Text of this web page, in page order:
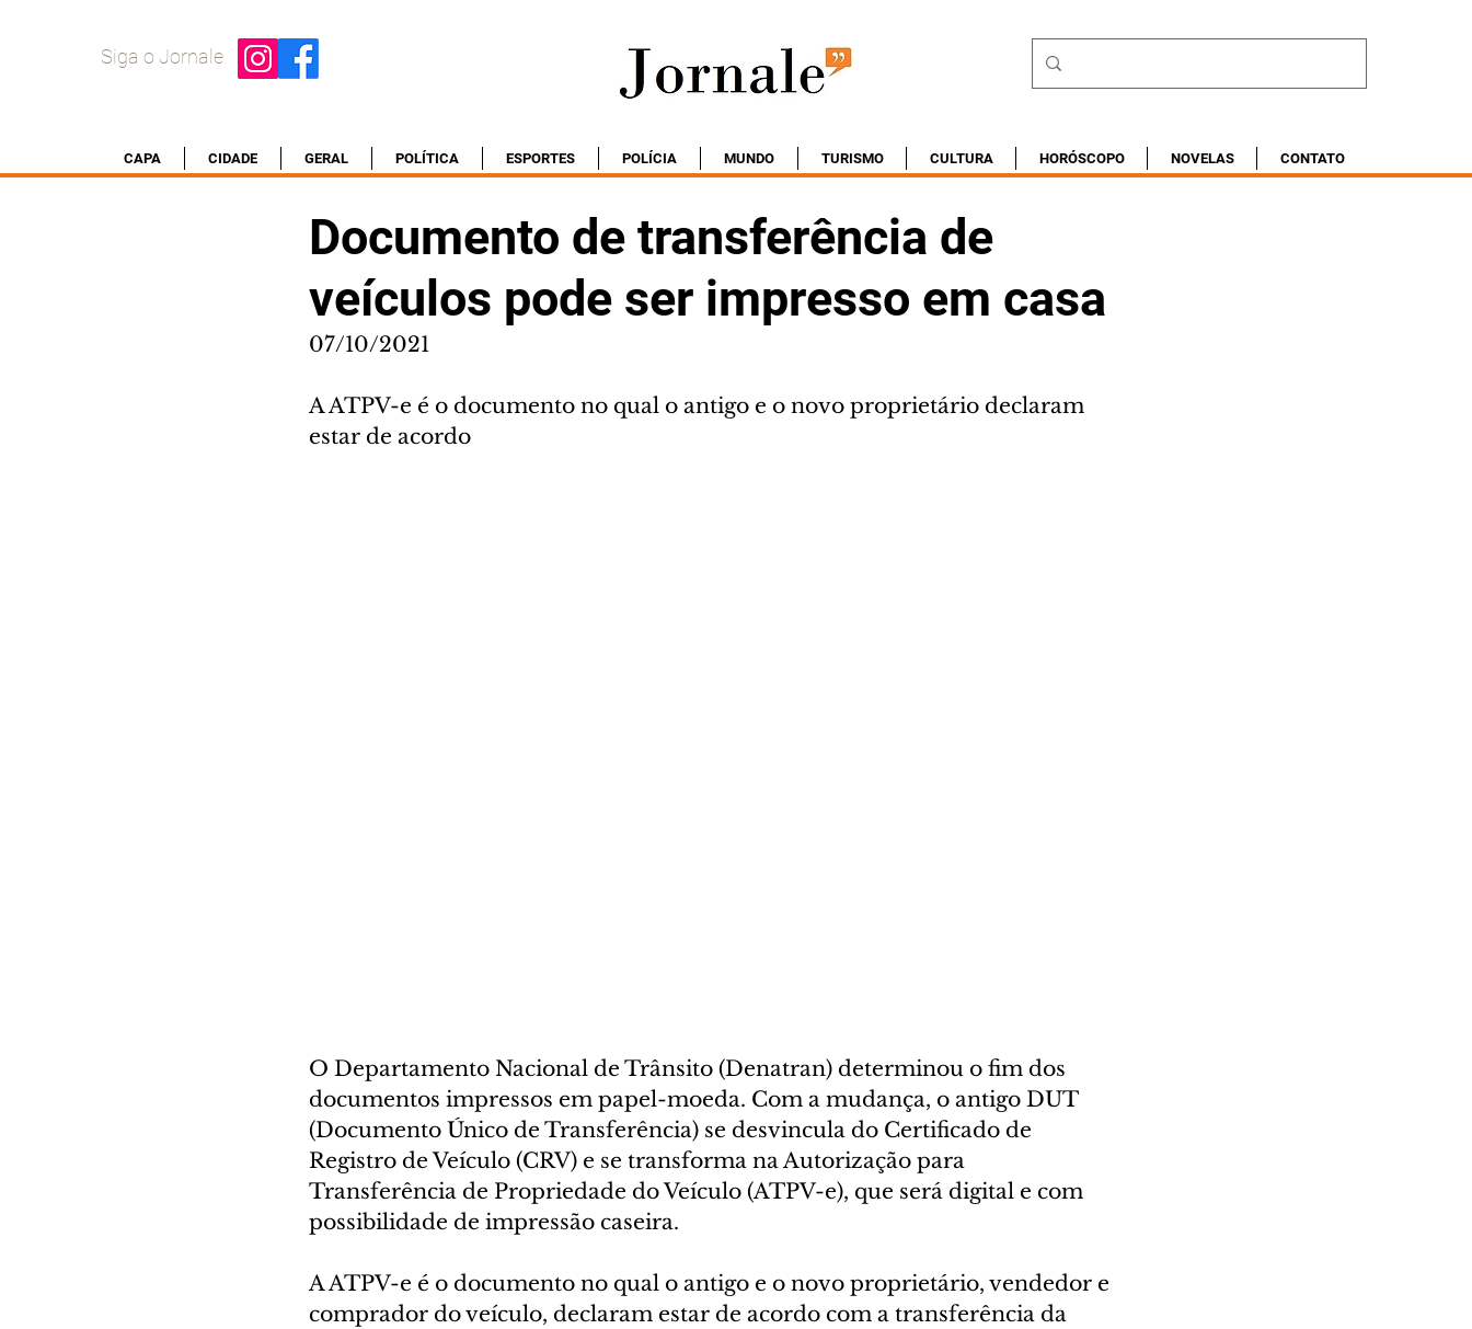
Siga o Jornale
CAPA CIDADE GERAL POLÍTICA ESPORTES POLÍCIA MUNDO TURISMO CULTURA HORÓSCOPO NOVELAS CONTATO
Documento de transferência de
veículos pode ser impresso em casa
07/10/2021
A ATPV-e é o documento no qual o antigo e o novo proprietário declaram
estar de acordo
O Departamento Nacional de Trânsito (Denatran) determinou o fim dos
documentos impressos em papel-moeda. Com a mudança, o antigo DUT
(Documento Único de Transferência) se desvincula do Certificado de
Registro de Veículo (CRV) e se transforma na Autorização para
Transferência de Propriedade do Veículo (ATPV-e), que será digital e com
possibilidade de impressão caseira.
A ATPV-e é o documento no qual o antigo e o novo proprietário, vendedor e
comprador do veículo, declaram estar de acordo com a transferência da